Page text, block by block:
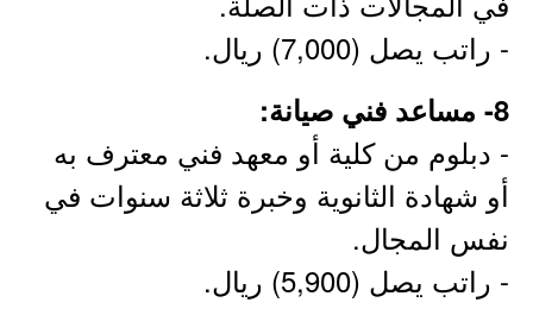
- راتب يصل (7,000) ريال.
8- مساعد فني صيانة:
- دبلوم من كلية أو معهد فني معترف به
أو شهادة الثانوية وخبرة ثلاثة سنوات في
نفس المجال.
- راتب يصل (5,900) ريال.